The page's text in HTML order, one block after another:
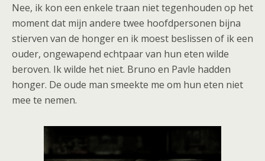
Nee, ik kon een enkele traan niet tegenhouden op het
moment dat mijn andere twee hoofdpersonen bijna
stierven van de honger en ik moest beslissen of ik een
ouder, ongewapend echtpaar van hun eten wilde
beroven. Ik wilde het niet. Bruno en Pavle hadden
honger. De oude man smeekte me om hun eten niet
mee te nemen.